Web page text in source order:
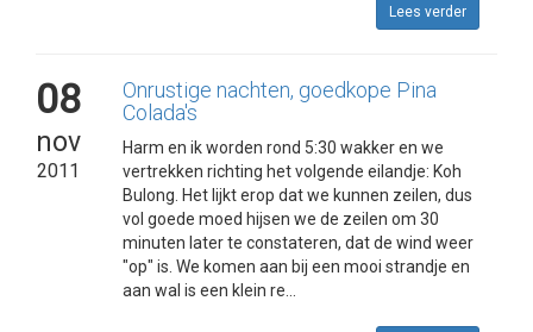
Lees verder
08
nov
2011
Onrustige nachten, goedkope Pina
Colada's
Harm en ik worden rond 5:30 wakker en we
vertrekken richting het volgende eilandje: Koh
Bulong. Het lijkt erop dat we kunnen zeilen, dus
vol goede moed hijsen we de zeilen om 30
minuten later te constateren, dat de wind weer
"op" is. We komen aan bij een mooi strandje en
aan wal is een klein re...